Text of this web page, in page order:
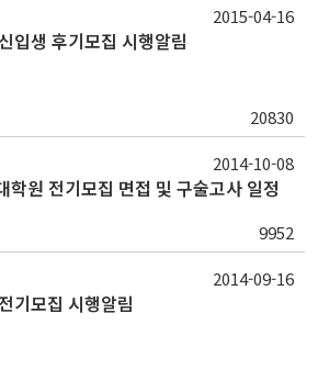
입생 후기모집 시행알림
20830
2015-04-16
원 전기모집 면접 및 구술고사 일정
9952
2014-10-08
기모집 시행알림
2014-09-16